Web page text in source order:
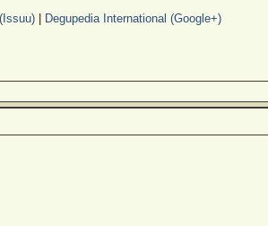
| Degupedia International (Google+)